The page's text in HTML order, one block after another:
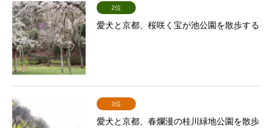
2位
愛犬と京都、桜咲く宝が池公園を散歩する
3位
愛犬と京都、春爛漫の桂川緑地公園を散歩